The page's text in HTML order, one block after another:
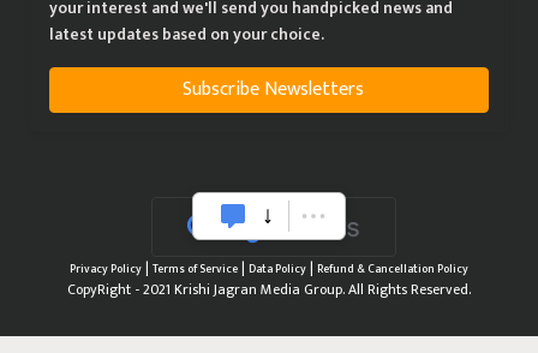
your interest and we'll send you handpicked news and
latest updates based on your choice.
Subscribe Newsletters
Privacy Policy| Terms of Service| Data Policy| Refund & Cancellation Policy
CopyRight - 2021 Krishi Jagran Media Group. All Rights Reserved.